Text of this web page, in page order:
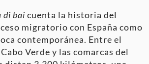
di bai cuenta la historia del
migratorio con España como
contemporánea. Entre el
Verde y las comarcas del